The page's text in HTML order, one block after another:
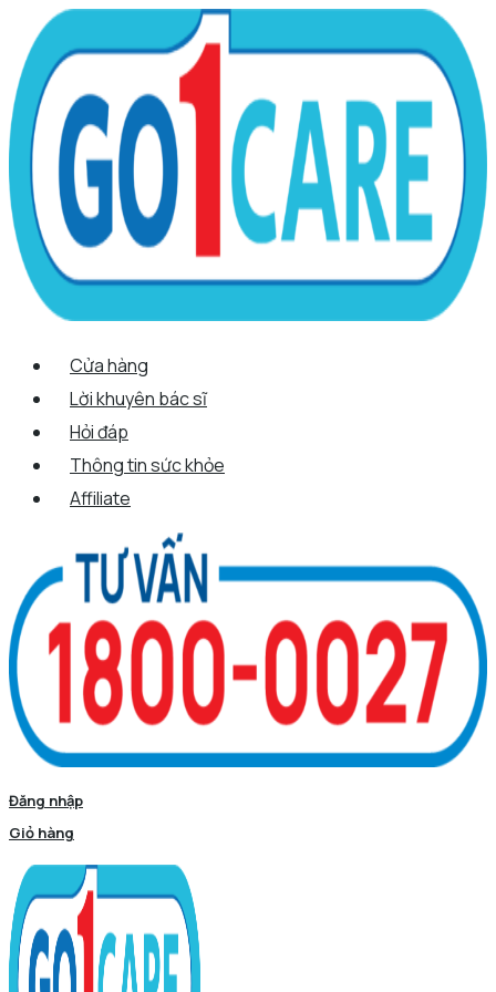
nội
dung
Menu
Cửa hàng
Lời khuyên bác sĩ
Hỏi đáp
Thông tin sức khỏe
Affiliate
Đăng nhập
Giỏ hàng
Tên*
Email*
Trang
web
Scroll
Up